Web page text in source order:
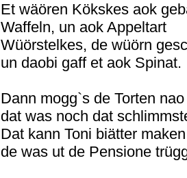
Et wäören Kökskes aok
Waffeln, un aok Appeltart
Wüörstelkes, de wüörn
un daobi gaff et aok Spinat.
Dann mogg`s de Torten
dat was noch dat
Dat kann Toni biätter
de was ut de Pensione